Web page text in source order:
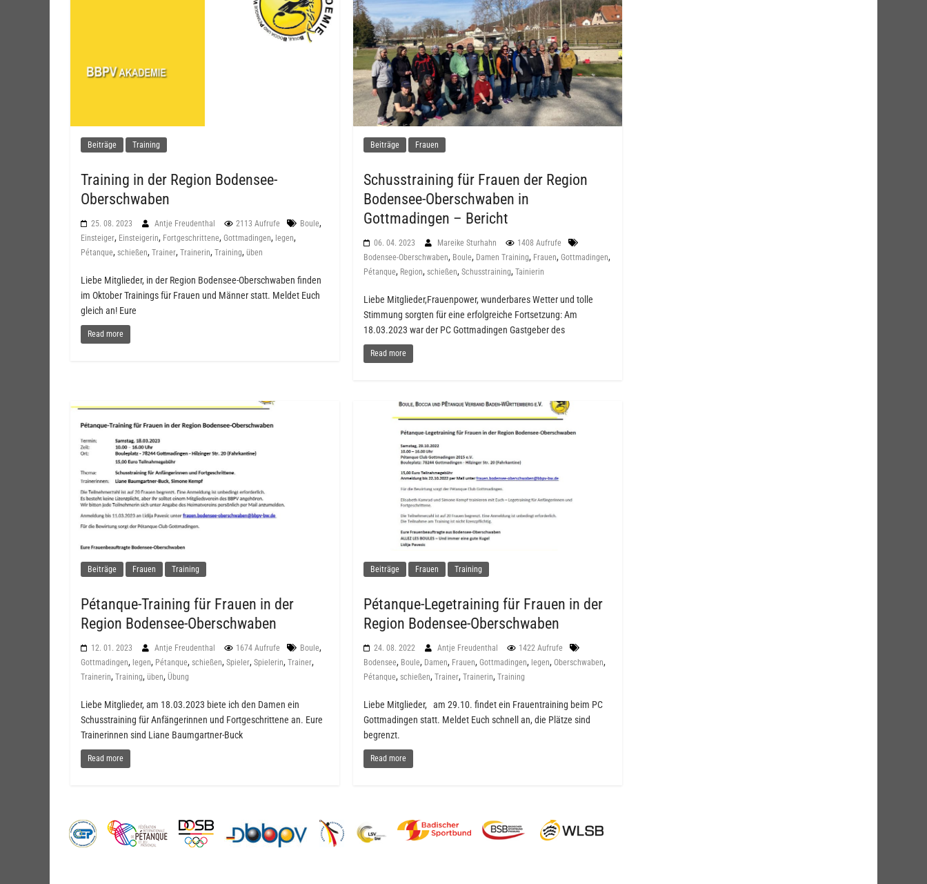
Beiträge Training
Training in der Region Bodensee-
Oberschwaben
25. 08. 2023 Antje Freudenthal 2113 Aufrufe Boule,
Einsteiger, Einsteigerin, Fortgeschrittene, Gottmadingen, legen,
Pétanque, schießen, Trainer, Trainerin, Training, üben
Liebe Mitglieder, in der Region Bodensee-Oberschwaben finden
im Oktober Trainings für Frauen und Männer statt. Meldet Euch
gleich an! Eure
Read more
Beiträge Frauen
Schusstraining für Frauen der Region
Bodensee-Oberschwaben in
Gottmadingen – Bericht
06. 04. 2023 Mareike Sturhahn
1408 Aufrufe
Bodensee-Oberschwaben, Boule, Damen Training, Frauen,Gottmadingen,
Pétanque, Region,schießen,Schusstraining,Tainierin
Liebe Mitglieder,Frauenpower, wunderbares Wetter und tolle
Stimmung sorgten für eine erfolgreiche Fortsetzung: Am
18.03.2023 war der PC Gottmadingen Gastgeber des
Read more
Beiträge Frauen Training
Pétanque-Training für Frauen in der
Region Bodensee-Oberschwaben
12. 01. 2023 Antje Freudenthal 1674 Aufrufe Boule,
Gottmadingen, legen, Pétanque, schießen, Spieler, Spielerin, Trainer,
Trainerin, Training, üben, Übung
Liebe Mitglieder, am 18.03.2023 biete ich den Damen ein
Schusstraining für Anfängerinnen und Fortgeschrittene an. Eure
Trainerinnen sind Liane Baumgartner-Buck
Read more
Beiträge Frauen Training
Pétanque-Legetraining für Frauen in der
Region Bodensee-Oberschwaben
24. 08. 2022 Antje Freudenthal
1422 Aufrufe
Bodensee, Boule, Damen, Frauen,Gottmadingen, legen,Oberschwaben,
Pétanque,schießen,Trainer,Trainerin,Training
Liebe Mitglieder, am 29.10. findet ein Frauentraining beim PC
Gottmadingen statt. Meldet Euch schnell an, die Plätze sind
begrenzt.
Read more